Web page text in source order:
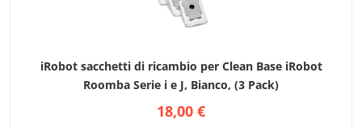
iRobot sacchetti di ricambio per Clean Base iRobot
Roomba Serie i e J, Bianco, (3 Pack)
18,00 €